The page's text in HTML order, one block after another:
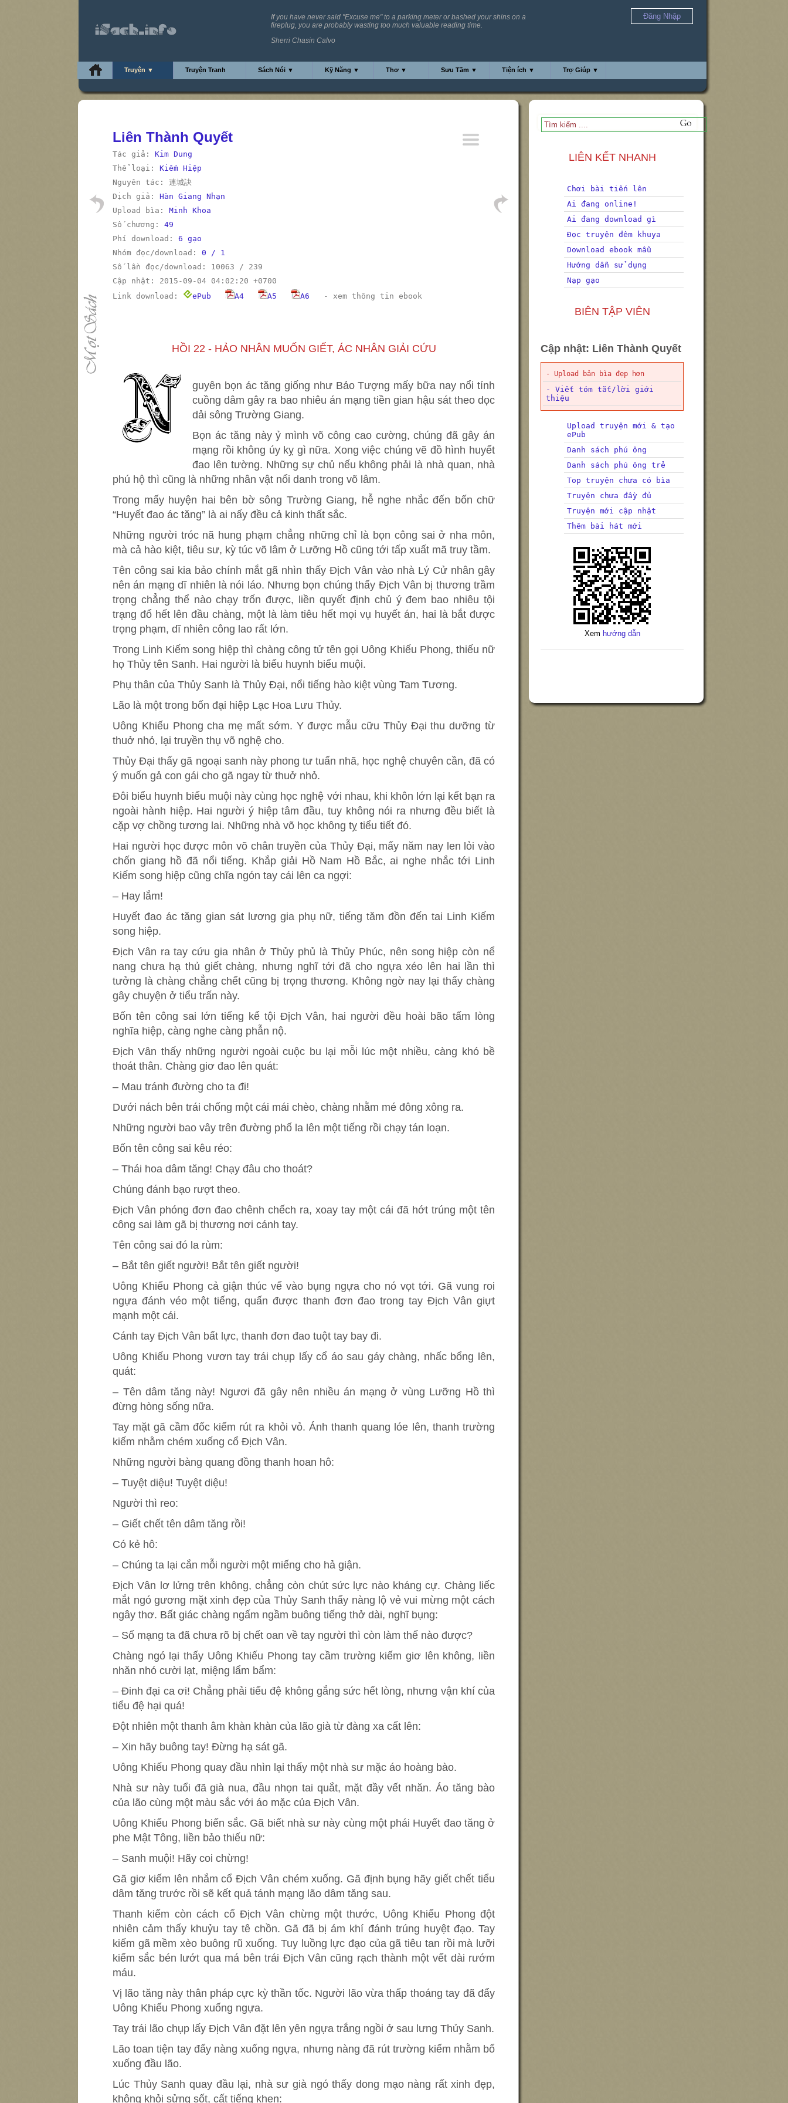
If you have never said "Excuse me" to a parking meter or bashed your shins on a
fireplug, you are probably wasting too much valuable reading time.
Sherri Chasin Calvo
Đăng Nhập
Truyện ▼ Truyện Tranh Sách Nói ▼ Kỹ Năng ▼ Thơ ▼ Sưu Tầm ▼ Tiện ích ▼ Trợ Giúp ▼
LIÊN KẾT NHANH
Chơi bài tiến lên
Ai đang online!
Ai đang download gì
Đọc truyện đêm khuya
Download ebook mẫu
Hướng dẫn sử dụng
Nạp gạo
BIÊN TẬP VIÊN
Cập nhật: Liên Thành Quyết
- Upload bản bìa đẹp hơn
- Viết tóm tắt/lời giới
thiệu
Upload truyện mới & tạo
ePub
Danh sách phú ông
Danh sách phú ông trẻ
Top truyện chưa có bìa
Truyện chưa đầy đủ
Truyện mới cập nhật
Thêm bài hát mới
Xem hướng dẫn
Liên Thành Quyết
Tác giả: Kim Dung
Thể loại: Kiếm Hiệp
Nguyên tác: 連城訣
Dịch giả: Hàn Giang Nhạn
Upload bìa: Minh Khoa
Số chương: 49
Phí download: 6 gạo
Nhóm đọc/download: 0 / 1
Số lần đọc/download: 10063 / 239
Cập nhật: 2015-09-04 04:02:20 +0700
Link download:
ePub A4 A5 A6 - xem thông tin ebook
HỒI 22 - HẢO NHÂN MUỐN GIẾT, ÁC NHÂN GIẢI CỨU
guyên bọn ác tăng giống như Bảo Tượng mấy bữa nay nổi tính
cuồng dâm gây ra bao nhiêu án mạng tiền gian hậu sát theo dọc
dải sông Trường Giang.
Bọn ác tăng này ỷ mình võ công cao cường, chúng đã gây án
mạng rồi không úy kỵ gì nữa. Xong việc chúng vẽ đồ hình huyết
đao lên tường. Những sự chủ nếu không phải là nhà quan, nhà
phú hộ thì cũng là những nhân vật nổi danh trong võ lâm.
Trong mấy huyện hai bên bờ sông Trường Giang, hễ nghe nhắc đến bốn chữ
“Huyết đao ác tăng” là ai nấy đều cả kinh thất sắc.
Những người tróc nã hung phạm chẳng những chỉ là bọn công sai ở nha môn,
mà cả hào kiệt, tiêu sư, kỳ túc võ lâm ở Lưỡng Hồ cũng tới tấp xuất mã truy tầm.
Tên công sai kia bảo chính mắt gã nhìn thấy Địch Vân vào nhà Lý Cử nhân gây
nên án mạng dĩ nhiên là nói láo. Nhưng bọn chúng thấy Địch Vân bị thương trầm
trọng chẳng thể nào chạy trốn được, liền quyết định chủ ý đem bao nhiêu tội
trạng đổ hết lên đầu chàng, một là làm tiêu hết mọi vụ huyết án, hai là bắt được
trọng phạm, dĩ nhiên công lao rất lớn.
Trong Linh Kiếm song hiệp thì chàng công tử tên gọi Uông Khiếu Phong, thiếu nữ
họ Thủy tên Sanh. Hai người là biểu huynh biểu muội.
Phụ thân của Thủy Sanh là Thủy Đại, nổi tiếng hào kiệt vùng Tam Tương.
Lão là một trong bốn đại hiệp Lạc Hoa Lưu Thủy.
Uông Khiếu Phong cha mẹ mất sớm. Y được mẫu cữu Thủy Đại thu dưỡng từ
thuở nhỏ, lại truyền thụ võ nghệ cho.
Thủy Đại thấy gã ngoại sanh này phong tư tuấn nhã, học nghệ chuyên cần, đã có
ý muốn gả con gái cho gã ngay từ thuở nhỏ.
Đôi biểu huynh biểu muội này cùng học nghệ với nhau, khi khôn lớn lại kết bạn ra
ngoài hành hiệp. Hai người ý hiệp tâm đầu, tuy không nói ra nhưng đều biết là
cặp vợ chồng tương lai. Những nhà võ học không tỵ tiểu tiết đó.
Hai người học được môn võ chân truyền của Thủy Đại, mấy năm nay len lỏi vào
chốn giang hồ đã nổi tiếng. Khắp giải Hồ Nam Hồ Bắc, ai nghe nhắc tới Linh
Kiếm song hiệp cũng chĩa ngón tay cái lên ca ngợi:
– Hay lắm!
Huyết đao ác tăng gian sát lương gia phụ nữ, tiếng tăm đồn đến tai Linh Kiếm
song hiệp.
Địch Vân ra tay cứu gia nhân ở Thủy phủ là Thủy Phúc, nên song hiệp còn nể
nang chưa hạ thủ giết chàng, nhưng nghĩ tới đã cho ngựa xéo lên hai lần thì
tưởng là chàng chẳng chết cũng bị trọng thương. Không ngờ nay lại thấy chàng
gây chuyện ở tiểu trấn này.
Bốn tên công sai lớn tiếng kể tội Địch Vân, hai người đều hoài bão tấm lòng
nghĩa hiệp, càng nghe càng phẫn nộ.
Địch Vân thấy những người ngoài cuộc bu lại mỗi lúc một nhiều, càng khó bề
thoát thân. Chàng giơ đao lên quát:
– Mau tránh đường cho ta đi!
Dưới nách bên trái chống một cái mái chèo, chàng nhằm mé đông xông ra.
Những người bao vây trên đường phố la lên một tiếng rồi chạy tán loạn.
Bốn tên công sai kêu réo:
– Thái hoa dâm tăng! Chạy đâu cho thoát?
Chúng đánh bạo rượt theo.
Địch Vân phóng đơn đao chênh chếch ra, xoay tay một cái đã hớt trúng một tên
công sai làm gã bị thương nơi cánh tay.
Tên công sai đó la rùm:
– Bắt tên giết người! Bắt tên giết người!
Uông Khiếu Phong cả giận thúc vế vào bụng ngựa cho nó vọt tới. Gã vung roi
ngựa đánh véo một tiếng, quấn được thanh đơn đao trong tay Địch Vân giựt
mạnh một cái.
Cánh tay Địch Vân bất lực, thanh đơn đao tuột tay bay đi.
Uông Khiếu Phong vươn tay trái chụp lấy cổ áo sau gáy chàng, nhấc bổng lên,
quát:
– Tên dâm tăng này! Ngươi đã gây nên nhiều án mạng ở vùng Lưỡng Hồ thì
đừng hòng sống nữa.
Tay mặt gã cầm đốc kiếm rút ra khỏi vỏ. Ánh thanh quang lóe lên, thanh trường
kiếm nhằm chém xuống cổ Địch Vân.
Những người bàng quang đồng thanh hoan hô:
– Tuyệt diệu! Tuyệt diệu!
Người thì reo:
– Giết chết tên dâm tăng rồi!
Có kẻ hô:
– Chúng ta lại cắn mỗi người một miếng cho hả giận.
Địch Vân lơ lửng trên không, chẳng còn chút sức lực nào kháng cự. Chàng liếc
mắt ngó gương mặt xinh đẹp của Thủy Sanh thấy nàng lộ vẻ vui mừng một cách
ngây thơ. Bất giác chàng ngấm ngầm buông tiếng thở dài, nghĩ bụng:
– Số mạng ta đã chưa rõ bị chết oan về tay người thì còn làm thế nào được?
Chàng ngó lại thấy Uông Khiếu Phong tay cầm trường kiếm giơ lên không, liền
nhăn nhó cười lạt, miệng lẩm bẩm:
– Đinh đại ca ơi! Chẳng phải tiểu đệ không gắng sức hết lòng, nhưng vận khí của
tiểu đệ hại quá!
Đột nhiên một thanh âm khàn khàn của lão già từ đàng xa cất lên:
– Xin hãy buông tay! Đừng hạ sát gã.
Uông Khiếu Phong quay đầu nhìn lại thấy một nhà sư mặc áo hoàng bào.
Nhà sư này tuổi đã già nua, đầu nhọn tai quắt, mặt đầy vết nhăn. Áo tăng bào
của lão cùng một màu sắc với áo mặc của Địch Vân.
Uông Khiếu Phong biến sắc. Gã biết nhà sư này cùng một phái Huyết đao tăng ở
phe Mật Tông, liền bảo thiếu nữ:
– Sanh muội! Hãy coi chừng!
Gã giơ kiếm lên nhắm cổ Địch Vân chém xuống. Gã định bụng hãy giết chết tiểu
dâm tăng trước rồi sẽ kết quả tánh mạng lão dâm tăng sau.
Thanh kiếm còn cách cổ Địch Vân chừng một thước, Uông Khiếu Phong đột
nhiên cảm thấy khuỷu tay tê chồn. Gã đã bị ám khí đánh trúng huyệt đạo. Tay
kiếm gã mềm xèo buông rũ xuống. Tuy luồng lực đạo của gã tiêu tan rồi mà lưỡi
kiếm sắc bén lướt qua má bên trái Địch Vân cũng rạch thành một vết dài rướm
máu.
Vị lão tăng này thân pháp cực kỳ thần tốc. Người lão vừa thấp thoáng tay đã đẩy
Uông Khiếu Phong xuống ngựa.
Tay trái lão chụp lấy Địch Vân đặt lên yên ngựa trắng ngồi ở sau lưng Thủy Sanh.
Lão toan tiện tay đẩy nàng xuống ngựa, nhưng nàng đã rút trường kiếm nhằm bổ
xuống đầu lão.
Lúc Thủy Sanh quay đầu lại, nhà sư già ngó thấy dong mạo nàng rất xinh đẹp,
không khỏi sửng sốt, cất tiếng khen: